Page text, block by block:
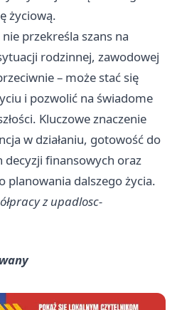
życiową.
przekreśla szans na
rodzinnej, zawodowej
– może stać się
i pozwolić na świadome
Kluczowe znaczenie
w działaniu, gotowość do
finansowych oraz
planowania dalszego życia.
z upadlosc-